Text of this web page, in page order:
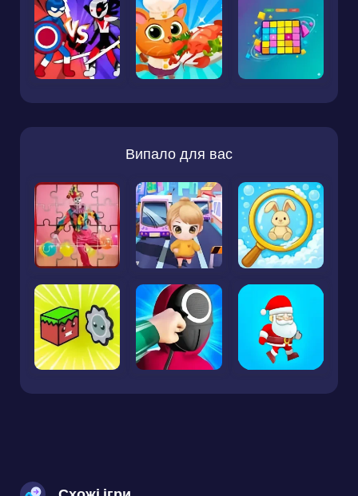
Випало для вас